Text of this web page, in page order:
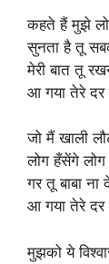
कहते हैं मुझे
सुनता है तू
मेरी बात तू
आ गया तेरे दर
जो मैं खाली
लोग हँसेंगे लोग
गर तू बाबा ना
आ गया तेरे दर
मुझको ये